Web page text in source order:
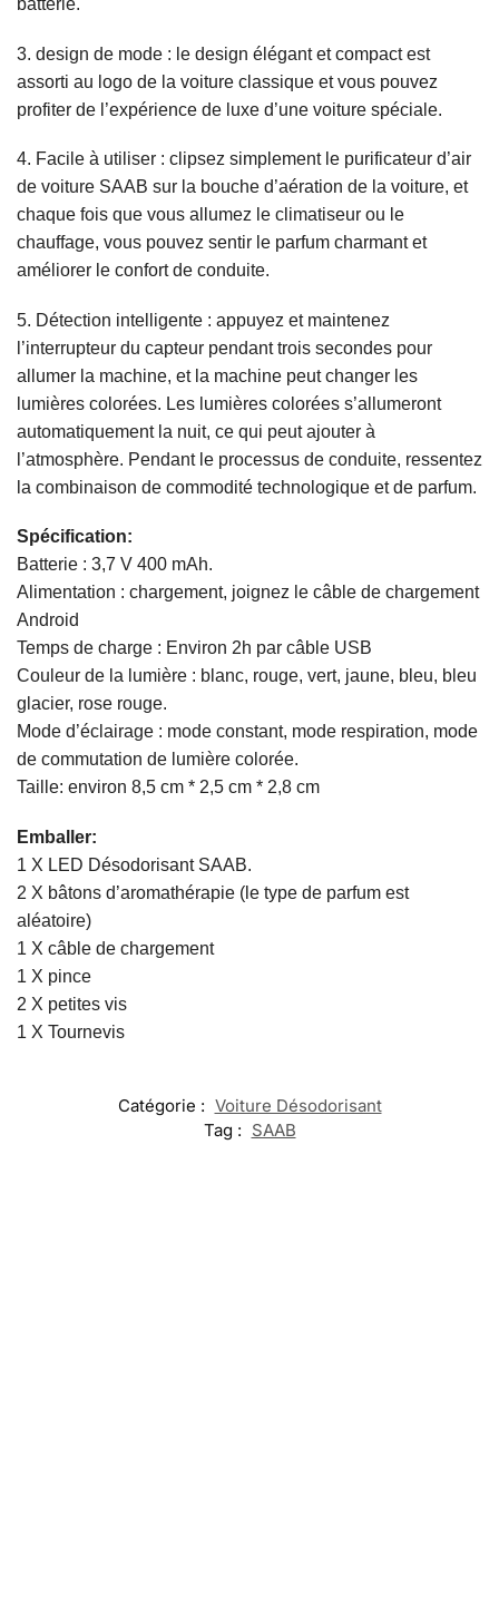
batterie.
3. design de mode : le design élégant et compact est
assorti au logo de la voiture classique et vous pouvez
profiter de l’expérience de luxe d’une voiture spéciale.
4. Facile à utiliser : clipsez simplement le purificateur d’air
de voiture SAAB sur la bouche d’aération de la voiture, et
chaque fois que vous allumez le climatiseur ou le
chauffage, vous pouvez sentir le parfum charmant et
améliorer le confort de conduite.
5. Détection intelligente : appuyez et maintenez
l’interrupteur du capteur pendant trois secondes pour
allumer la machine, et la machine peut changer les
lumières colorées. Les lumières colorées s’allumeront
automatiquement la nuit, ce qui peut ajouter à
l’atmosphère. Pendant le processus de conduite, ressentez
la combinaison de commodité technologique et de parfum.
Spécification:
Batterie : 3,7 V 400 mAh.
Alimentation : chargement, joignez le câble de chargement
Android
Temps de charge : Environ 2h par câble USB
Couleur de la lumière : blanc, rouge, vert, jaune, bleu, bleu
glacier, rose rouge.
Mode d’éclairage : mode constant, mode respiration, mode
de commutation de lumière colorée.
Taille: environ 8,5 cm * 2,5 cm * 2,8 cm
Emballer:
1 X LED Désodorisant SAAB.
2 X bâtons d’aromathérapie (le type de parfum est
aléatoire)
1 X câble de chargement
1 X pince
2 X petites vis
1 X Tournevis
Catégorie : Voiture Désodorisant
Tag : SAAB